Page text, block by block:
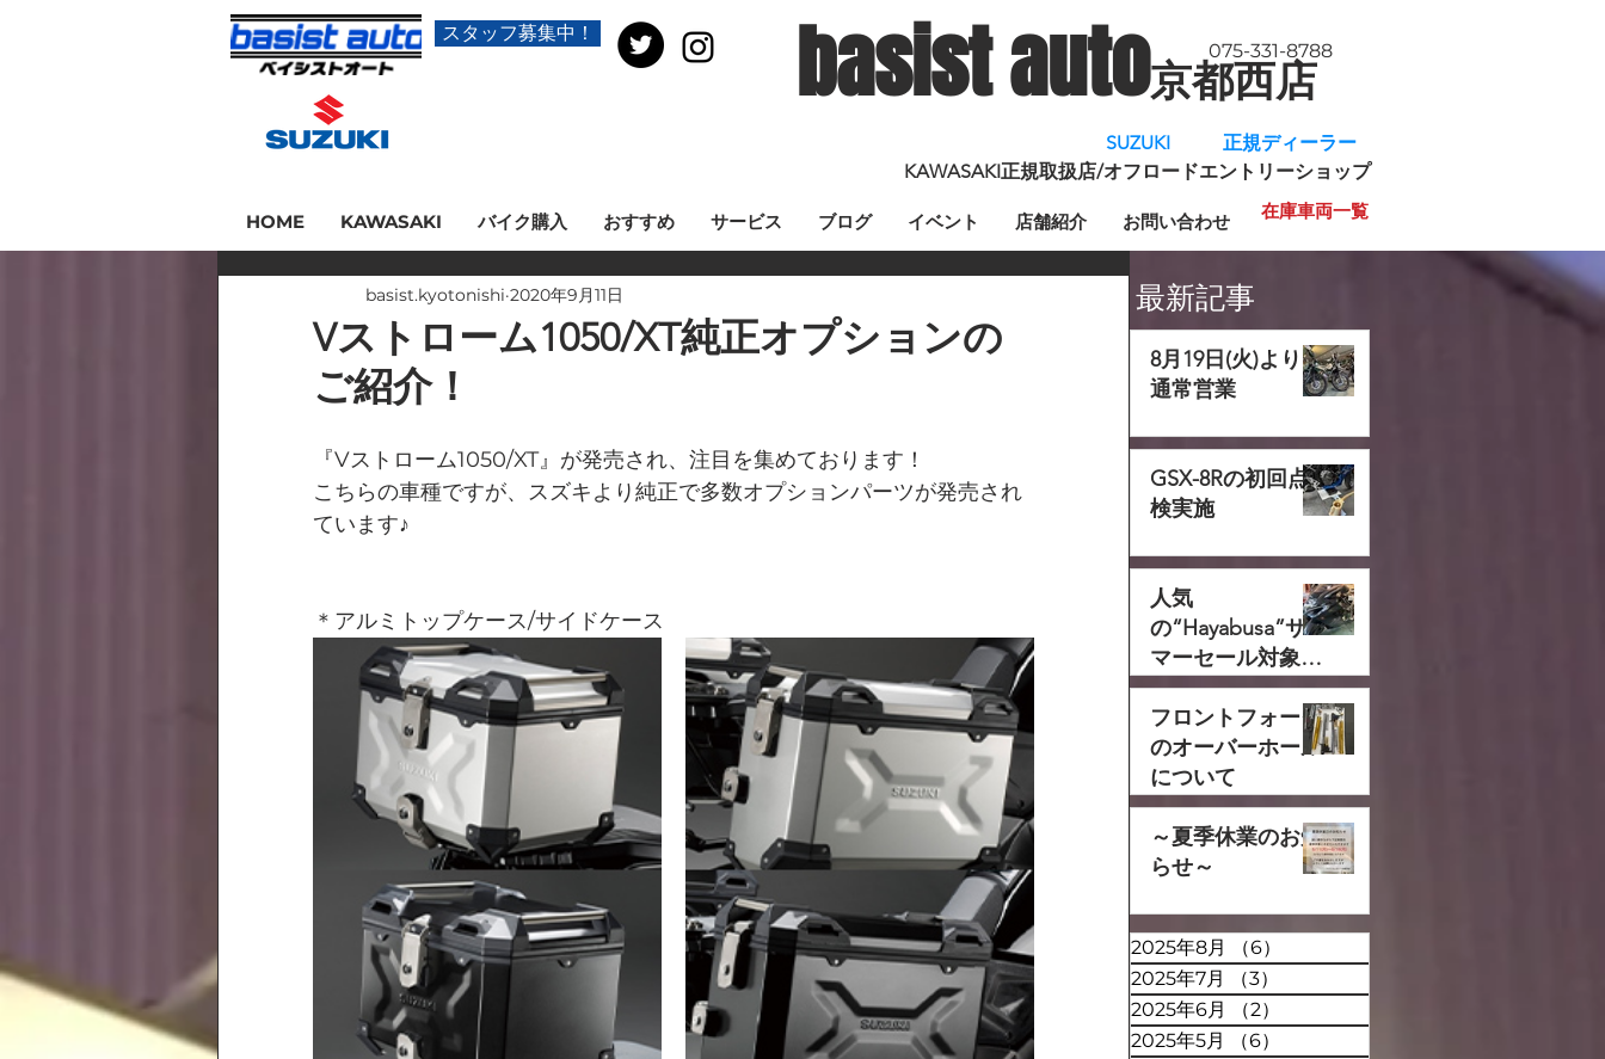
スタッフ募集中！ basist auto京都西店
075-331-8788
SUZUKI 正規ディーラー
KAWASAKI正規取扱店/オフロードエントリーショップ
HOME KAWASAKI バイク購入 おすすめ サービス ブログ イベント 店舗紹介 お問い合わせ 在庫車両一覧
最新記事
8月19日(火)より
通常営業
GSX-8Rの初回点
検実施
人気
の“Hayabusa”サ
マーセール対象で
す‼
フロントフォーク
のオーバーホール
について
～夏季休業のお知
らせ～
2025年8月 （6）
2025年7月
（3）
2025年6月
（2）
2025年5月
（6）
Vストローム1050/XT純正オプションの
ご紹介！
basist.kyotonishi 2020年9月11日
『Vストローム1050/XT』が発売され、注目を集めております！
こちらの車種ですが、スズキより純正で多数オプションパーツが発売され
ています♪
＊アルミトップケース/サイドケース